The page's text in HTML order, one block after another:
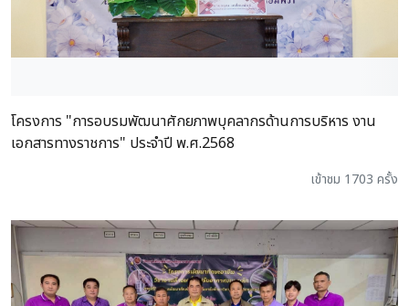
โครงการ "การอบรมพัฒนาศักยภาพบุคลากรด้านการบริหาร งาน
เอกสารทางราชการ" ประจำปี พ.ศ.2568
เข้าชม 1703 ครั้ง